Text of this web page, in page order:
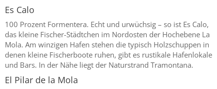
Es Calo
100 Prozent Formentera. Echt und urwüchsig – so ist Es Calo,
das kleine Fischer-Städtchen im Nordosten der Hochebene La
Mola. Am winzigen Hafen stehen die typisch Holzschuppen in
denen kleine Fischerboote ruhen, gibt es rustikale Hafenlokale
und Bars. In der Nähe liegt der Naturstrand Tramontana.
El Pilar de la Mola